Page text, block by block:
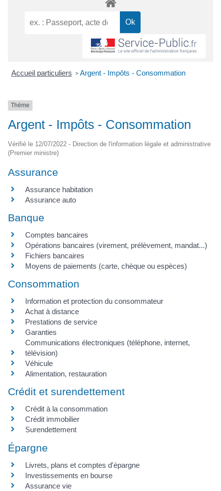
Accueil particuliers > Argent - Impôts - Consommation
Thème
Argent - Impôts - Consommation
Vérifié le 12/07/2022 - Direction de l'information légale et administrative
(Premier ministre)
Assurance
Assurance habitation
Assurance auto
Banque
Comptes bancaires
Opérations bancaires (virement, prélèvement, mandat...)
Fichiers bancaires
Moyens de paiements (carte, chèque ou espèces)
Consommation
Information et protection du consommateur
Achat à distance
Prestations de service
Garanties
Communications électroniques (téléphone, internet,
télévision)
Véhicule
Alimentation, restauration
Crédit et surendettement
Crédit à la consommation
Crédit immobilier
Surendettement
Épargne
Livrets, plans et comptes d'épargne
Investissements en bourse
Assurance vie